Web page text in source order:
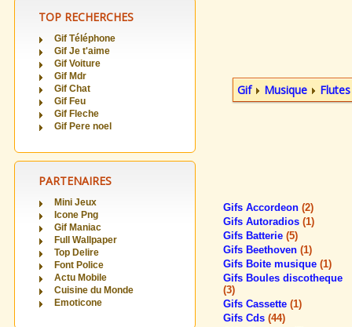
TOP RECHERCHES
Gif Téléphone
Gif Je t'aime
Gif Voiture
Gif Mdr
Gif Chat
Gif Feu
Gif Fleche
Gif Pere noel
PARTENAIRES
Mini Jeux
Icone Png
Gif Maniac
Full Wallpaper
Top Delire
Font Police
Actu Mobile
Cuisine du Monde
Emoticone
Gif Musique Flutes
Gifs Accordeon (2)
Gifs Autoradios (1)
Gifs Batterie (5)
Gifs Beethoven (1)
Gifs Boite musique (1)
Gifs Boules discotheque
(3)
Gifs Cassette (1)
Gifs Cds (44)